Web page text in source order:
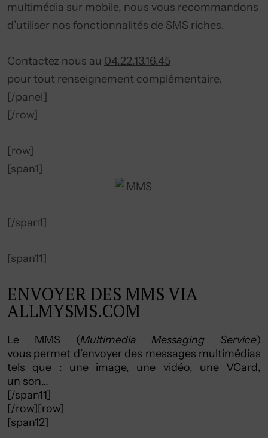
multimédia sur mobile, nous vous recommandons
d’utiliser nos fonctionnalités de SMS riches.
Contactez nous au 04.22.13.16.45
pour tout renseignement complémentaire.
[/panel]
[/row]
[row]
[span1]
[/span1]
[span11]
ENVOYER DES MMS VIA
ALLMYSMS.COM
Le MMS (Multimedia Messaging Service)
vous permet d’envoyer des messages multimédias
tels que : une image, une vidéo, une VCard,
un son…
[/span11]
[/row][row]
[span12]